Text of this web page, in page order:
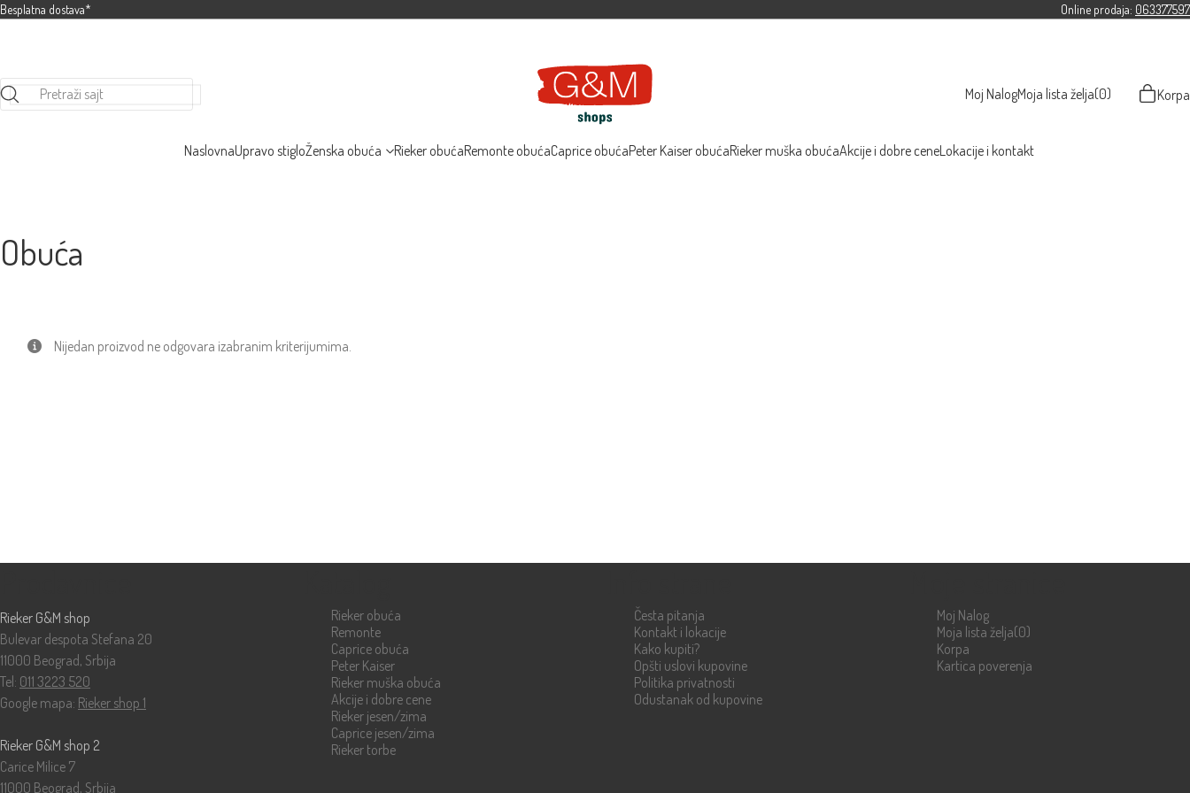
Besplatna dostava* Online prodaja: 063377597
Pretraži sajt Moj NalogMoja lista želja(0) Korpa
NaslovnaUpravo stigloŽenska obuća Rieker obućaRemonte obućaCaprice obućaPeter Kaiser obućaRieker muška obućaAkcije i dobre ceneLokacije i kontakt
Obuća
Nijedan proizvod ne odgovara izabranim kriterijumima.
Rieker G&M shop
Bulevar despota Stefana 20
11000 Beograd, Srbija
Tel: 011 3223 520
Google mapa: Rieker shop 1
Rieker G&M shop 2
Carice Milice 7
11000 Beograd, Srbija
Rieker obuća
Remonte
Caprice obuća
Peter Kaiser
Rieker muška obuća
Akcije i dobre cene
Rieker jesen/zima
Caprice jesen/zima
Rieker torbe
Česta pitanja
Kontakt i lokacije
Kako kupiti?
Opšti uslovi kupovine
Politika privatnosti
Odustanak od kupovine
Moj Nalog
Moja lista želja(0)
Korpa
Kartica poverenja